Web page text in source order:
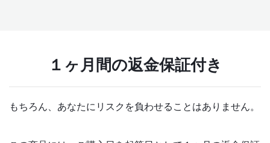
１ヶ月間の返金保証付き
もちろん、あなたにリスクを負わせることはありません。